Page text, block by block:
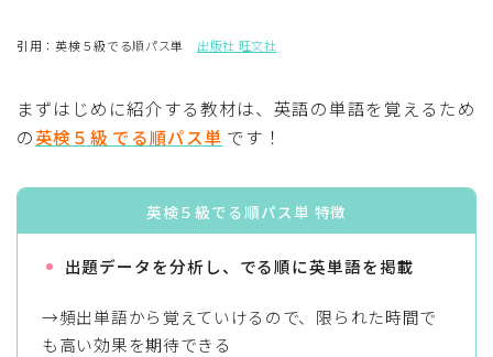
引用：英検５級でる順パス単 出版社 旺文社
まずはじめに紹介する教材は、英語の単語を覚えるため
の英検５級 でる順パス単 です！
英検５級でる順パス単 特徴
出題データを分析し、でる順に英単語を掲載
→頻出単語から覚えていけるので、限られた時間で
も高い効果を期待できる